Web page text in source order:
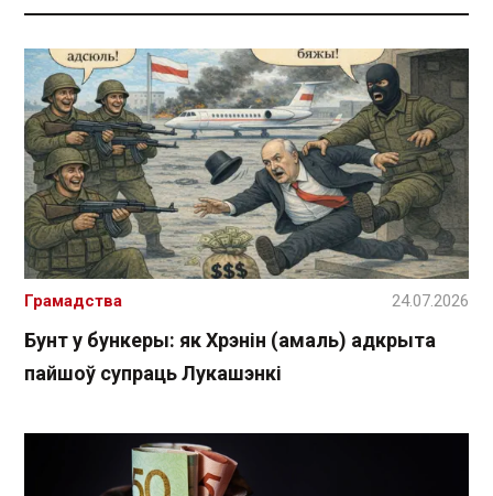
Бунт у бункеры: як Хрэнін (амаль) адкрыта
пайшоў супраць Лукашэнкі
Грамадства 24.07.2026